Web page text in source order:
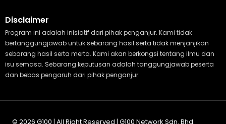
Disclaimer
Program ini adalah inisiatif dari pihak penganjur. Kami tidak
bertanggungjawab untuk sebarang hasil serta tidak menjanjikan
sebarang hasil serta merta. Kami akan berkongsi tentang ilmu dan
isu semasa. Sebarang keputusan adalah tanggungjawab peserta
dan bebas pengaruh dari pihak penganjur.
© 2026 G100 | All Right Reserved | G100 Network Sdn. Bhd.